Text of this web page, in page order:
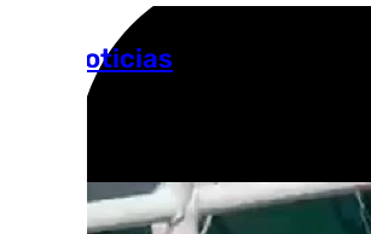
Más noticias